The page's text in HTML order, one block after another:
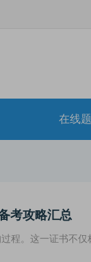
在线
考攻略汇总
程。这一证书不